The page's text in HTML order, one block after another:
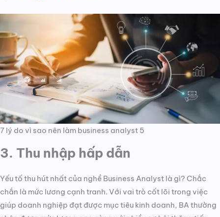
7 lý do vì sao nên làm business analyst 5
3. Thu nhập hấp dẫn
Yếu tố thu hút nhất của nghề Business Analyst là gì? Chắc
chắn là mức lương cạnh tranh. Với vai trò cốt lõi trong việc
giúp doanh nghiệp đạt được mục tiêu kinh doanh, BA thường